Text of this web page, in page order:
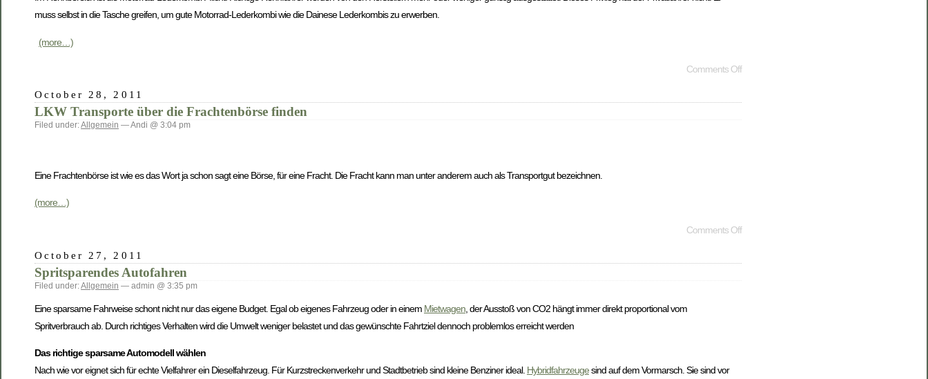
muss selbst in die Tasche greifen, um gute Motorrad-Lederkombi wie die Dainese Lederkombis zu erwerben.
(more…)
Comments Off
October 28, 2011
LKW Transporte über die Frachtenbörse finden
Filed under:Allgemein — Andi @ 3:04 pm
Eine Frachtenbörse ist wie es das Wort ja schon sagt eine Börse, für eine Fracht. Die Fracht kann man unter anderem auch als Transportgut bezeichnen.
(more…)
Comments Off
October 27, 2011
Spritsparendes Autofahren
Filed under:Allgemein — admin @ 3:35 pm
Eine sparsame Fahrweise schont nicht nur das eigene Budget. Egal ob eigenes Fahrzeug oder in einem Mietwagen , der Ausstoß von CO2 hängt immer direkt proportional vom
Spritverbrauch ab. Durch richtiges Verhalten wird die Umwelt weniger belastet und das gewünschte Fahrtziel dennoch problemlos erreicht werden
Das richtige sparsame Automodell wählen
Nach wie vor eignet sich für echte Vielfahrer ein Dieselfahrzeug. Für Kurzstreckenverkehr und Stadtbetrieb sind kleine Benziner ideal. Hybridfahrzeugesind auf dem Vormarsch. Sie sind vor